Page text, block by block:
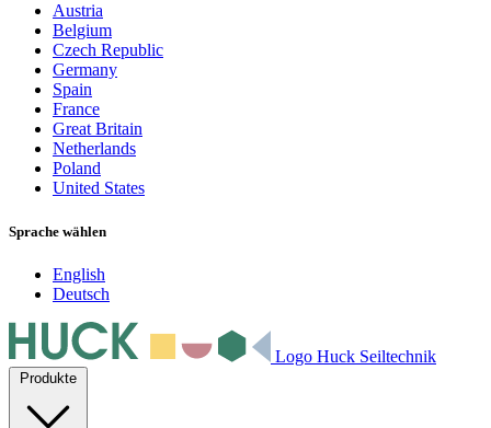
Austria
Belgium
Czech Republic
Germany
Spain
France
Great Britain
Netherlands
Poland
United States
Sprache wählen
English
Deutsch
Logo Huck Seiltechnik
Produkte